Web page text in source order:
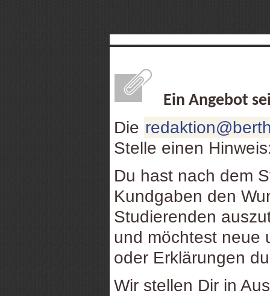
Ein Angebot
Die
Stelle einen
Du hast nach dem
Kundgaben den
Studierenden
und möchtest neue
oder Erklärungen
Wir stellen Dir in